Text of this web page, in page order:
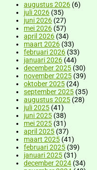
augustus 2026 (6)
juli 2026 (35)
juni 2026 (27)
mei 2026 (57)
april 2026 (34)
maart 2026 (33)
februari 2026 (33)
januari 2026 (44)
december 2025 (30)
november 2025 (39)
oktober 2025 (24)
september 2025 (35)
augustus 2025 (28)
juli 2025 (41)
juni 2025 (38)
mei 2025 (31)
april 2025 (37)
maart 2025 (41)
februari 2025 (39)
januari 2025 (31)
december 2024 (34)